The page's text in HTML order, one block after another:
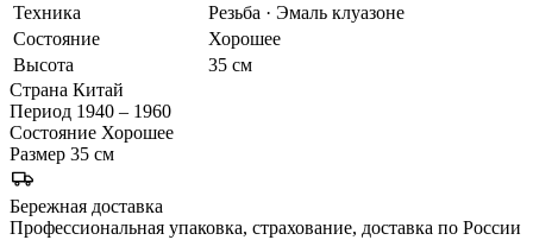
Техника
Резьба · Эмаль клуазоне
Состояние
Хорошее
Высота
35 см
Страна Китай
Период 1940 – 1960
Состояние Хорошее
Размер 35 см
Бережная доставка
Профессиональная упаковка, страхование, доставка по России